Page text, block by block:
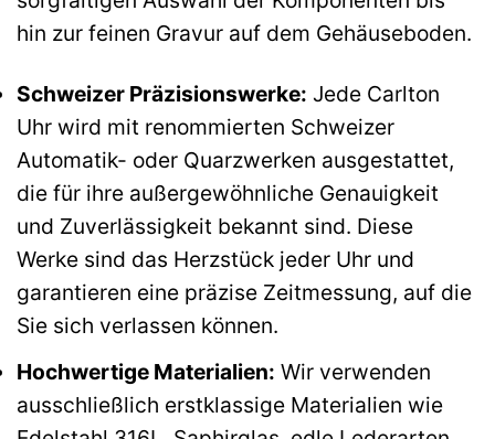
hin zur feinen Gravur auf dem Gehäuseboden.
Schweizer Präzisionswerke: Jede Carlton
Uhr wird mit renommierten Schweizer
Automatik- oder Quarzwerken ausgestattet,
die für ihre außergewöhnliche Genauigkeit
und Zuverlässigkeit bekannt sind. Diese
Werke sind das Herzstück jeder Uhr und
garantieren eine präzise Zeitmessung, auf die
Sie sich verlassen können.
Hochwertige Materialien: Wir verwenden
ausschließlich erstklassige Materialien wie